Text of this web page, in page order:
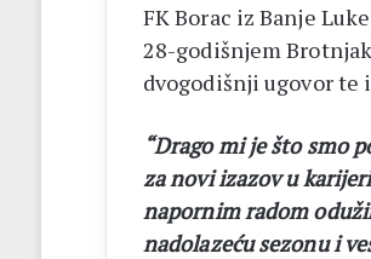
FK Borac iz Banje
28-godišnjem
dvogodišnji ugovor te
“Drago mi je što smo
za novi izazov u
napornim radom
nadolazeću sezonu i